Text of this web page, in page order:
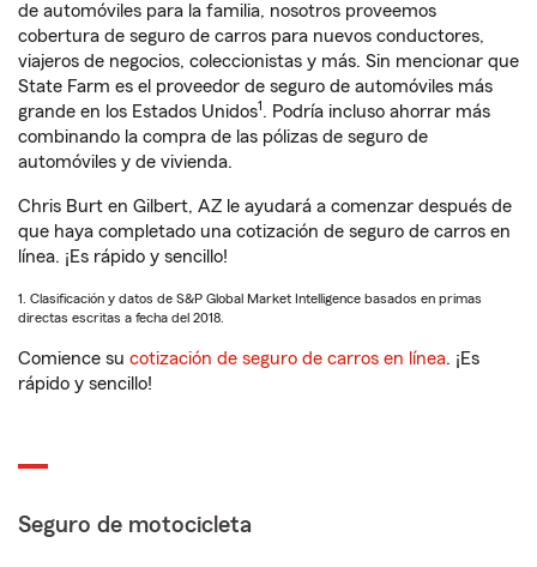
de automóviles para la familia, nosotros proveemos
cobertura de seguro de carros para nuevos conductores,
viajeros de negocios, coleccionistas y más. Sin mencionar que
State Farm es el proveedor de seguro de automóviles más
grande en los Estados Unidos1 . Podría incluso ahorrar más
combinando la compra de las pólizas de seguro de
automóviles y de vivienda.
Chris Burt en Gilbert, AZ le ayudará a comenzar después de
que haya completado una cotización de seguro de carros en
línea. ¡Es rápido y sencillo!
1. Clasificación y datos de S&P Global Market Intelligence basados en primas
directas escritas a fecha del 2018.
Comience su cotización de seguro de carros en línea. ¡Es
rápido y sencillo!
Seguro de motocicleta